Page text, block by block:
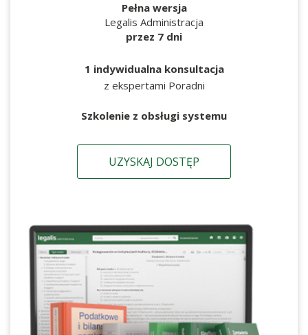
Pełna wersja
Legalis Administracja
przez 7 dni
1 indywidualna konsultacja
z ekspertami Poradni
Szkolenie z obsługi systemu
UZYSKAJ DOSTĘP